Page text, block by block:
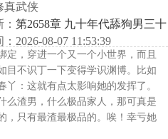
真武侠
第2658章 九十年代舔狗男三十
2026-08-07 11:53:39
定，穿进一个又一个小世界，而且
目不识丁一下变得学识渊博。比如
：这就有点太影响她的发挥了。
么渣男，什么极品家人，那可真是
，只有最渣最极品的。唉！幸亏她